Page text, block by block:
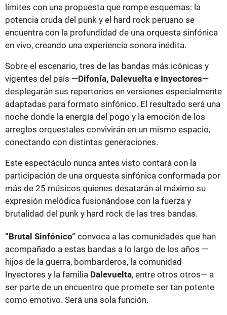
límites con una propuesta que rompe esquemas: la
potencia cruda del punk y el hard rock peruano se
encuentra con la profundidad de una orquesta sinfónica
en vivo, creando una experiencia sonora inédita.
Sobre el escenario, tres de las bandas más icónicas y
vigentes del país —Difonía, Dalevuelta e Inyectores—
desplegarán sus repertorios en versiones especialmente
adaptadas para formato sinfónico. El resultado será una
noche donde la energía del pogo y la emoción de los
arreglos orquestales convivirán en un mismo espacio,
conectando con distintas generaciones.
Este espectáculo nunca antes visto contará con la
participación de una orquesta sinfónica conformada por
más de 25 músicos quienes desatarán al máximo su
expresión melódica fusionándose con la fuerza y
brutalidad del punk y hard rock de las tres bandas.
“Brutal Sinfónico” convoca a las comunidades que han
acompañado a estas bandas a lo largo de los años —
hijos de la guerra, bombarderos, la comunidad
Inyectores y la familia Dalevuelta, entre otros otros— a
ser parte de un encuentro que promete ser tan potente
como emotivo. Será una sola función.